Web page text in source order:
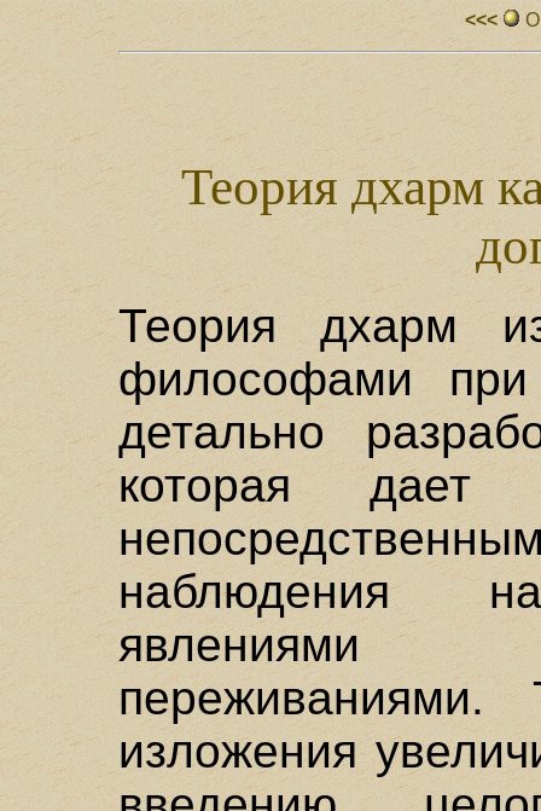
<<<
Теория дхарм
Теория дхарм
философами
детально
которая дает
наблюдения
явлениями
переживаниями.
изложения